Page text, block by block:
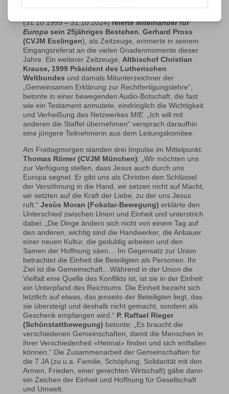
(31.10.1999 – 31.10.2024)feierteMiteinander für
Europa sein 25jähriges Bestehen. Gerhard Pross
(CVJM Esslingen), als Zeitzeuge, erinnerte in seinem
Eingangsreferat an die vielen Gnadenmomente dieser
Jahre. Ein weiterer Zeitzeuge, Altbischof Christian
Krause, 1999 Präsident des Lutherischen
Weltbundes und damals Mitunterzeichner der
„Gemeinsamen Erklärung zur Rechtfertigungslehre“,
betonte in einer bewegenden Audio-Botschaft, die fast
wie ein Testament anmutete, eindringlich die Wichtigkeit
und Verheißung des NetzwerkesMfE. „Ich will mit
anderen die Staffel übernehmen“ versprach daraufhin
eine jüngere Teilnehmerin aus dem Leitungskomitee.
Am Freitagmorgen standen drei Impulse im Mittelpunkt.
Thomas Römer (CVJM München): „Wir möchten uns
zur Verfügung stellen, dass Jesus auch durch uns
Europa segnet. Er gibt uns als Christen den Schlüssel
der Versöhnung in die Hand, wir setzen nicht auf Macht,
wir setzten auf die Kraft der Liebe, zu der uns Jesus
ruft.“ Jesùs Moran (Fokolar-Bewegung) erklärte den
Unterschied zwischen Union und Einheit und unterstrich
dabei: „Die Dinge ändern sich nicht von einem Tag auf
den anderen, wichtig sind die Handwerker, die Anbauer
einer neuen Kultur, die geduldig arbeiten und den
Samen der Hoffnung säen… Im Gegensatz zur Union
betrachtet die Einheit die Beteiligten als Personen. Ihr
Ziel ist die Gemeinschaft…Während in der Union die
Vielfalt eine Quelle des Konflikts ist, ist sie in der Einheit
ein Unterpfand des Reichtums. Die Einheit bezieht sich
letztlich auf etwas, das jenseits der Beteiligten liegt, das
sie übersteigt und deshalb nicht gemacht, sondern als
Geschenk empfangen wird.“ P. Raffael Rieger
(Schönstattbewegung) betonte: „Es braucht die
verschiedenen Gemeinschaften, damit die Menschen in
ihrer Verschiedenheit «Heimat» finden und sich entfalten
können.“ Die Zusammenarbeit der Gemeinschaften für
die 7 JA (zu u.a. Familie, Schöpfung, Solidarität mit den
Armen, Frieden, einer gerechten Wirtschaft) gäbe dann
ein Zeichen der Einheit und Hoffnung für Gesellschaft
und Umwelt.